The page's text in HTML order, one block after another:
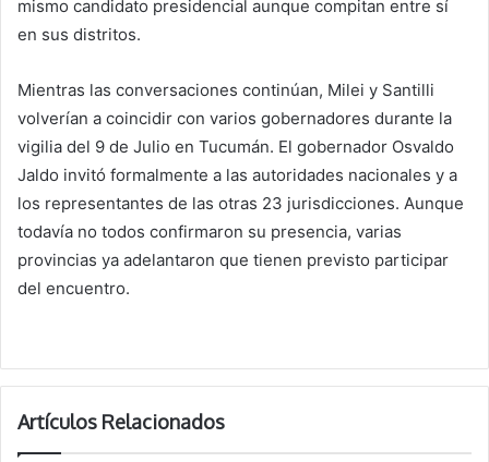
mismo candidato presidencial aunque compitan entre sí
en sus distritos.
Mientras las conversaciones continúan, Milei y Santilli
volverían a coincidir con varios gobernadores durante la
vigilia del 9 de Julio en Tucumán. El gobernador Osvaldo
Jaldo invitó formalmente a las autoridades nacionales y a
los representantes de las otras 23 jurisdicciones. Aunque
todavía no todos confirmaron su presencia, varias
provincias ya adelantaron que tienen previsto participar
del encuentro.
Artículos Relacionados